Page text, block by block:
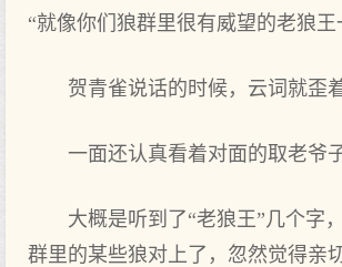
“就像你们狼群里很有威望的老狼王
贺青雀说话的时候，云词就歪
一面还认真看着对面的取老爷子
大概是听到了“老狼王”几个字
群里的某些狼对上了，忽然觉得亲切